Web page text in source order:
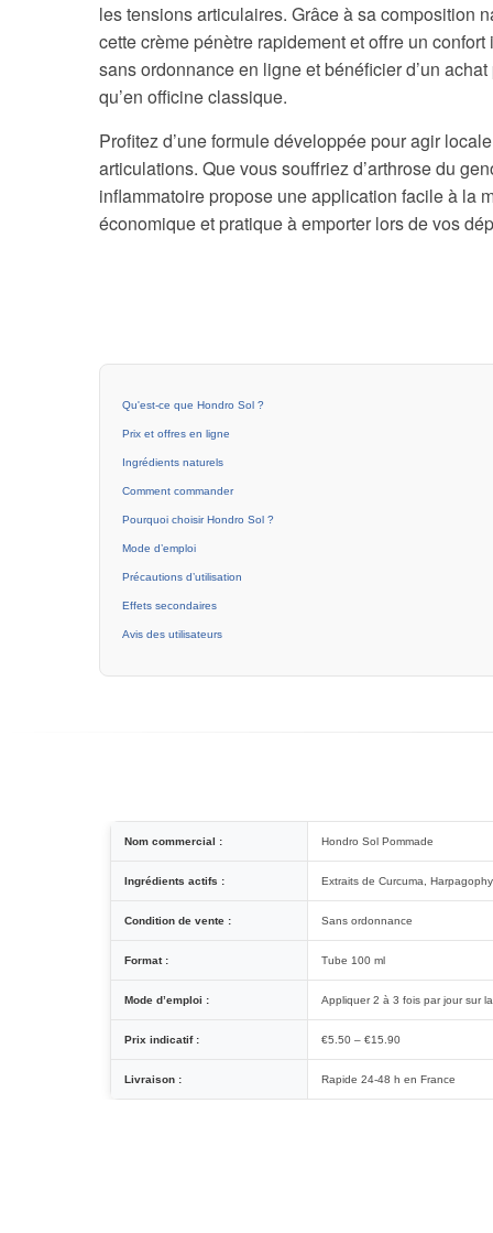
les tensions articulaires. Grâce à sa composition
cette crème pénètre rapidement et offre un
sans ordonnance en ligne et bénéficier d’un
qu’en officine classique.
Profitez d’une formule développée pour agir
articulations. Que vous souffriez d’arthrose du
inflammatoire propose une application facile à la
économique et pratique à emporter lors de vos
Qu'est-ce que Hondro Sol ?
Prix et offres en ligne
Ingrédients naturels
Comment commander
Pourquoi choisir Hondro Sol ?
Mode d’emploi
Précautions d’utilisation
Effets secondaires
Avis des utilisateurs
Nom commercial : Hondro Sol Pommade
Ingrédients actifs : Extraits de Curcuma,
Condition de vente : Sans ordonnance
Format : Tube 100 ml
Mode d’emploi : Appliquer 2 à 3 fois par jour sur
Prix indicatif : €5.50 – €15.90
Livraison : Rapide 24-48 h en France